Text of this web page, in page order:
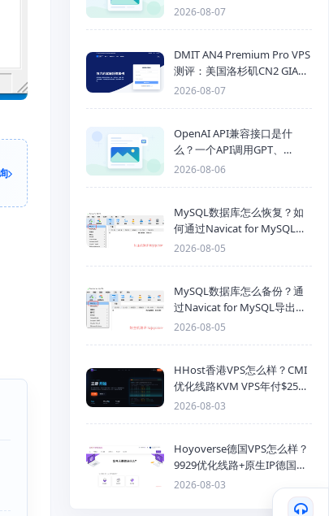
步骤
2026-08-07
DMIT AN4 Premium Pro VPS
测评：美国洛杉矶CN2 GIA三
网优化线路性能测试
2026-08-07
OpenAI API兼容接口是什
么？一个API调用GPT、
Claude、Gemini、DeepSeek
2026-08-06
MySQL数据库怎么恢复？如
何通过Navicat for MySQL导
入SQL备份文件
2026-08-05
MySQL数据库怎么备份？通
过Navicat for MySQL导出
Mysql数据库为SQL格式备份
2026-08-05
HHost香港VPS怎么样？CMI
优化线路KVM VPS年付$25
起，4GB内存优惠套餐
2026-08-03
Hoyoverse德国VPS怎么样？
9929优化线路+原生IP德国
KVM VPS推荐
2026-08-03